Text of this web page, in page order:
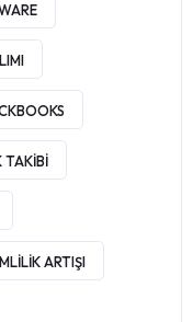
TAKIBI
ARTIŞI